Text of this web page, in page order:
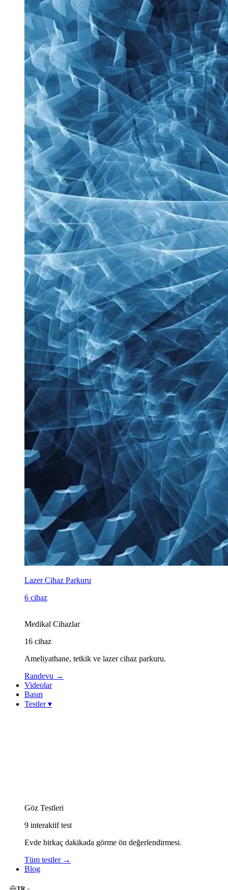
Lazer Cihaz Parkuru
6 cihaz
Medikal Cihazlar
16 cihaz
Ameliyathane, tetkik ve lazer cihaz parkuru.
Randevu →
Videolar
Basın
Testler▾
Göz Testleri
9 interaktif test
Evde birkaç dakikada görme ön değerlendirmesi.
Tüm testler →
Blog